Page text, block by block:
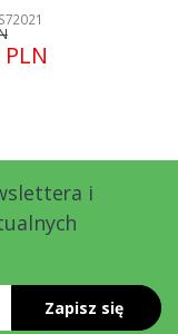
i
Zapisz się